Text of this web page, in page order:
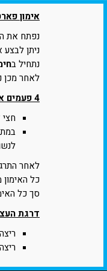
אימון
נפתח את
ניתן
נתחיל ב
לאחר מכן
4 פעמים את הסט הבא:
לאחר התרגיל העיקרי
כל
סך כל האימון 20 דקות ורובכם תספיקו
דרגת